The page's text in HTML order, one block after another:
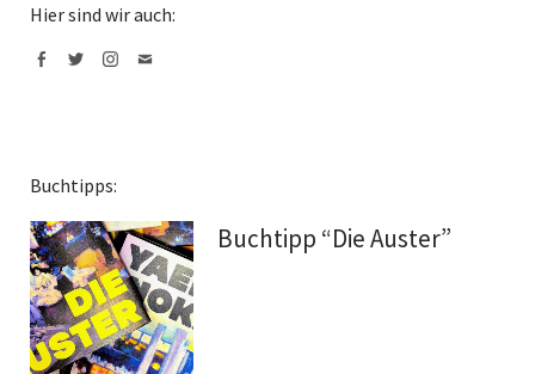
Hier sind wir auch:
Buchtipps:
Buchtipp “Die Auster”